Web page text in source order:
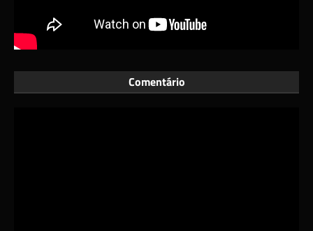
Comentário